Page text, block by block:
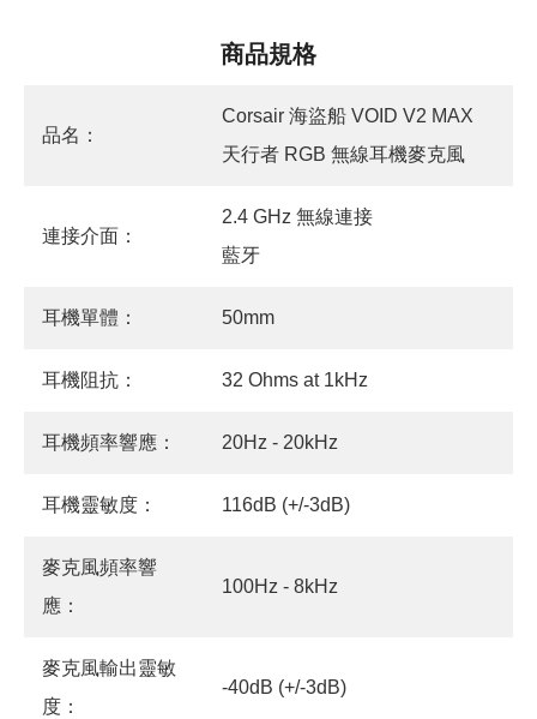
商品規格
品名：
Corsair 海盜船 VOID V2 MAX
天行者 RGB 無線耳機麥克風
連接介面：
2.4 GHz 無線連接
藍牙
耳機單體： 50mm
耳機阻抗： 32 Ohms at 1kHz
耳機頻率響應： 20Hz - 20kHz
耳機靈敏度： 116dB (+/-3dB)
麥克風頻率響
應：
100Hz - 8kHz
麥克風輸出靈敏
度：
-40dB (+/-3dB)